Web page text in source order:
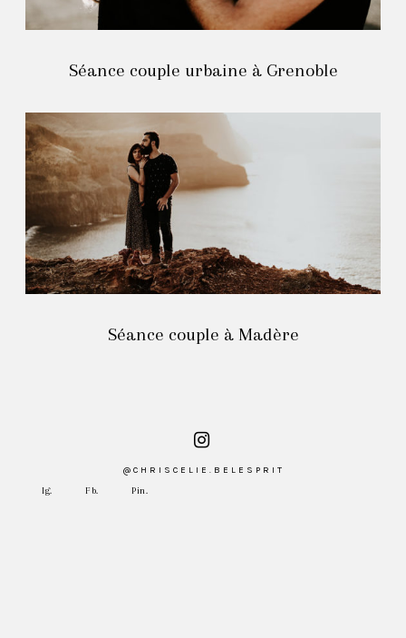
Séance couple urbaine à Grenoble
Séance couple à Madère
@CHRISCELIE.BELESPRIT